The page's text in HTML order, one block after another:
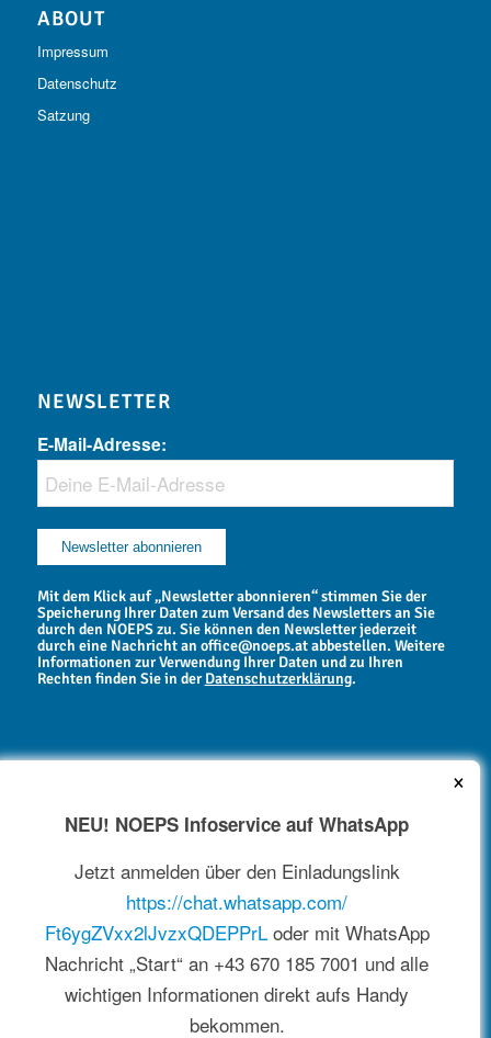
ABOUT
Impressum
Datenschutz
Satzung
NEWSLETTER
E-Mail-Adresse:
Mit dem Klick auf „Newsletter abonnieren“ stimmen Sie der
Speicherung Ihrer Daten zum Versand des Newsletters an Sie
durch den NOEPS zu. Sie können den Newsletter jederzeit
durch eine Nachricht an office@noeps.at abbestellen. Weitere
Informationen zur Verwendung Ihrer Daten und zu Ihren
Rechten finden Sie in derDatenschutzerklärung.
NEWSARCHIV
×
NEU! NOEPS Infoservice auf WhatsApp
Jetzt anmelden über den Einladungslink
https://chat.whatsapp.com/
Ft6ygZVxx2lJvzxQDEPPrLoder mit WhatsApp
Nachricht „Start“ an +43 670 185 7001 und alle
wichtigen Informationen direkt aufs Handy
bekommen.